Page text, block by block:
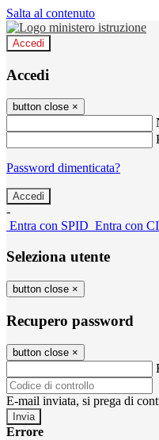
Salta al contenuto
Accedi
Accedi
button close ×
Password dimenticata?
-
Entra con SPID Entra con
Seleziona utente
button close ×
Recupero password
button close ×
E-mail inviata, si prega di
Errore